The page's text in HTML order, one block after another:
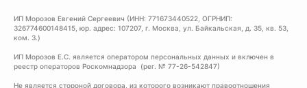
ИП Морозов Евгений Сергеевич (ИНН: 771673440522, ОГРНИП:
326774600148415, юр. адрес: 107207, г. Москва, ул. Байкальская, д. 35, кв. 53,
ком. 3.)
ИП Морозов Е.С. является оператором персональных данных и включен в
реестр операторов Роскомнадзора (рег. № 77-26-542847)
Не является стороной договора, из которого возникают правоотношения